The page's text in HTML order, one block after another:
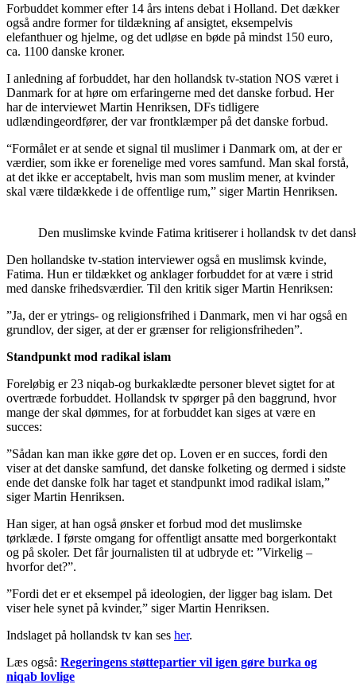
Forbuddet kommer efter 14 års intens debat i Holland. Det dækker
også andre former for tildækning af ansigtet, eksempelvis
elefanthuer og hjelme, og det udløse en bøde på mindst 150 euro,
ca. 1100 danske kroner.
I anledning af forbuddet, har den hollandsk tv-station NOS været i
Danmark for at høre om erfaringerne med det danske forbud. Her
har de interviewet Martin Henriksen, DFs tidligere
udlændingeordfører, der var frontklæmper på det danske forbud.
“Formålet er at sende et signal til muslimer i Danmark om, at der er
værdier, som ikke er forenelige med vores samfund. Man skal forstå,
at det ikke er acceptabelt, hvis man som muslim mener, at kvinder
skal være tildækkede i de offentlige rum,” siger Martin Henriksen.
Den muslimske kvinde Fatima kritiserer i hollandsk tv det
Den hollandske tv-station interviewer også en muslimsk kvinde,
Fatima. Hun er tildækket og anklager forbuddet for at være i strid
med danske frihedsværdier. Til den kritik siger Martin Henriksen:
”Ja, der er ytrings- og religionsfrihed i Danmark, men vi har også en
grundlov, der siger, at der er grænser for religionsfriheden”.
Standpunkt mod radikal islam
Foreløbig er 23 niqab-og burkaklædte personer blevet sigtet for at
overtræde forbuddet. Hollandsk tv spørger på den baggrund, hvor
mange der skal dømmes, for at forbuddet kan siges at være en
succes:
”Sådan kan man ikke gøre det op. Loven er en succes, fordi den
viser at det danske samfund, det danske folketing og dermed i sidste
ende det danske folk har taget et standpunkt imod radikal islam,”
siger Martin Henriksen.
Han siger, at han også ønsker et forbud mod det muslimske
tørklæde. I første omgang for offentligt ansatte med borgerkontakt
og på skoler. Det får journalisten til at udbryde et: ”Virkelig –
hvorfor det?”.
”Fordi det er et eksempel på ideologien, der ligger bag islam. Det
viser hele synet på kvinder,” siger Martin Henriksen.
Indslaget på hollandsk tv kan ses her.
Læs også: Regeringens støttepartier vil igen gøre burka og
niqab lovlige